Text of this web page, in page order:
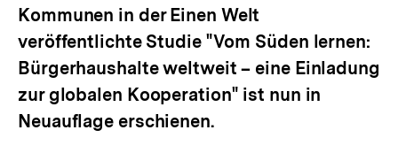
Kommunen in der Einen Welt
veröffentlichte Studie "Vom Süden lernen:
Bürgerhaushalte weltweit – eine Einladung
zur globalen Kooperation" ist nun in
Neuauflage erschienen.